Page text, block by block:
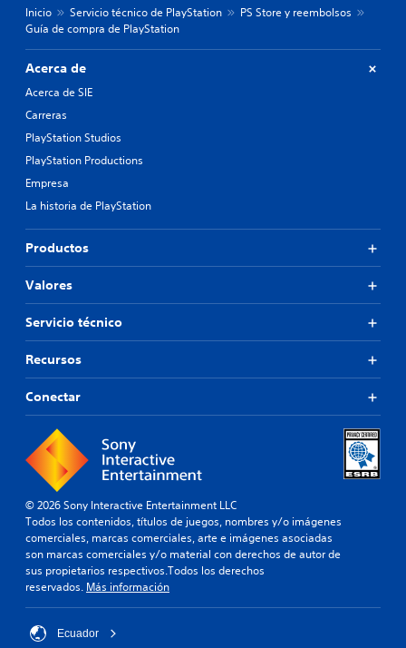
Inicio Servicio técnico de PlayStation
PS Store y reembolsos
Guía de compra de PlayStation
Acerca de
Acerca de SIE
Carreras
PlayStation Studios
PlayStation Productions
Empresa
La historia de PlayStation
Productos
Valores
Servicio técnico
Recursos
Conectar
© 2026 Sony Interactive Entertainment LLC
Todos los contenidos, títulos de juegos, nombres y/o imágenes
comerciales, marcas comerciales, arte e imágenes asociadas
son marcas comerciales y/o material con derechos de autor de
sus propietarios respectivos.Todos los derechos
reservados. Más información
Ecuador